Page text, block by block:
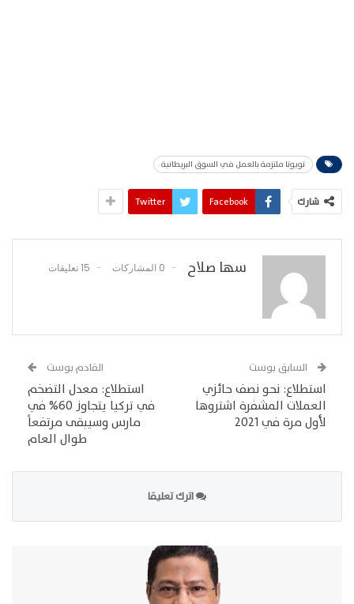
تويوتا ملتزمة بالعمل في السوق البريطانية
شارك Facebook
Twitter
سها صلاح 0 المشاركات 15 تعليقات
السابق بوست
استطلاع: نحو نصف حائزي
العملات المشفرة اشتروها
لأول مرة في 2021
القادم بوست
استطلاع: معدل التضخم
في تركيا يتجاوز 60% في
مارس وسيبقى مرتفعاً
طوال العام
اترك تعليقا